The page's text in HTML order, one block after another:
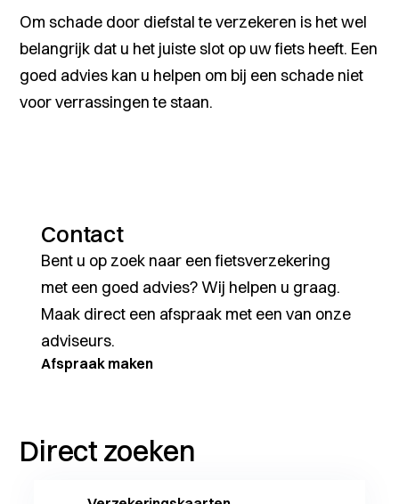
Om schade door diefstal te verzekeren is het wel
belangrijk dat u het juiste slot op uw fiets heeft. Een
goed advies kan u helpen om bij een schade niet
voor verrassingen te staan.
Contact
Bent u op zoek naar een fietsverzekering
met een goed advies? Wij helpen u graag.
Maak direct een afspraak met een van onze
adviseurs.
Afspraak maken
Direct zoeken